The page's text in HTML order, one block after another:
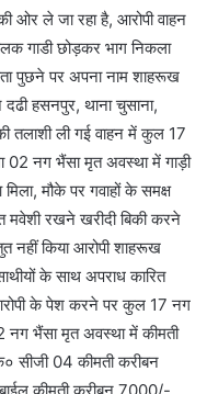
ले जा रहा है, आरोपी वाहन
गाडी छोड़कर भाग निकला
पुछने पर अपना नाम शाहरूख
हसनपुर, थाना चुसाना,
तलाशी ली गई वाहन में कुल 17
नग भैंसा मृत अवस्था में गाड़ी
मौके पर गवाहों के समक्ष
मवेशी रखने खरीदी बिकी करने
नहीं किया आरोपी शाहरूख
के साथ अपराध कारित
के पेश करने पर कुल 17 नग
भैंसा मृत अवस्था में कीमती
04 कीमती करीबन